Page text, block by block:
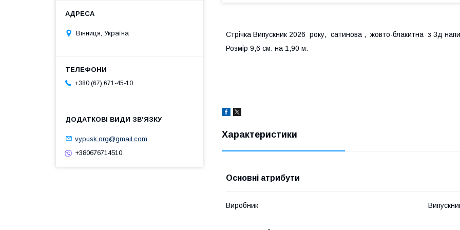
Стрічка Випускник 2026 року, сатинова , жовто-блакитна з 3д
Розмір 9,6 см. на 1,90 м.
Характеристики
Основні атрибути
Виробник
Вінниця, Україна
+380 (67) 671-45-10
vypusk.org@gmail.com
+380676714510